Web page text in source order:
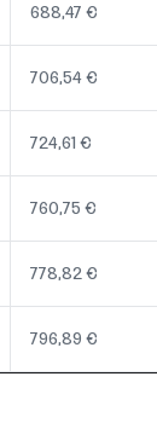
688,47 €
706,54 €
724,61 €
760,75 €
778,82 €
796,89 €